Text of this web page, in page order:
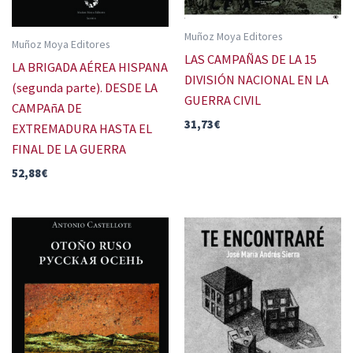
Muñoz Moya Editores
LA BRIGADA AÉREA HISPANA
(segunda parte). DESDE LA
CAMPAñA DE
EXTREMADURA HASTA EL
FINAL DE LA GUERRA
52,88€
Muñoz Moya Editores
LAS CAMPAÑAS DE LA 15
DIVISIÓN NACIONAL EN LA
GUERRA CIVIL
31,73€